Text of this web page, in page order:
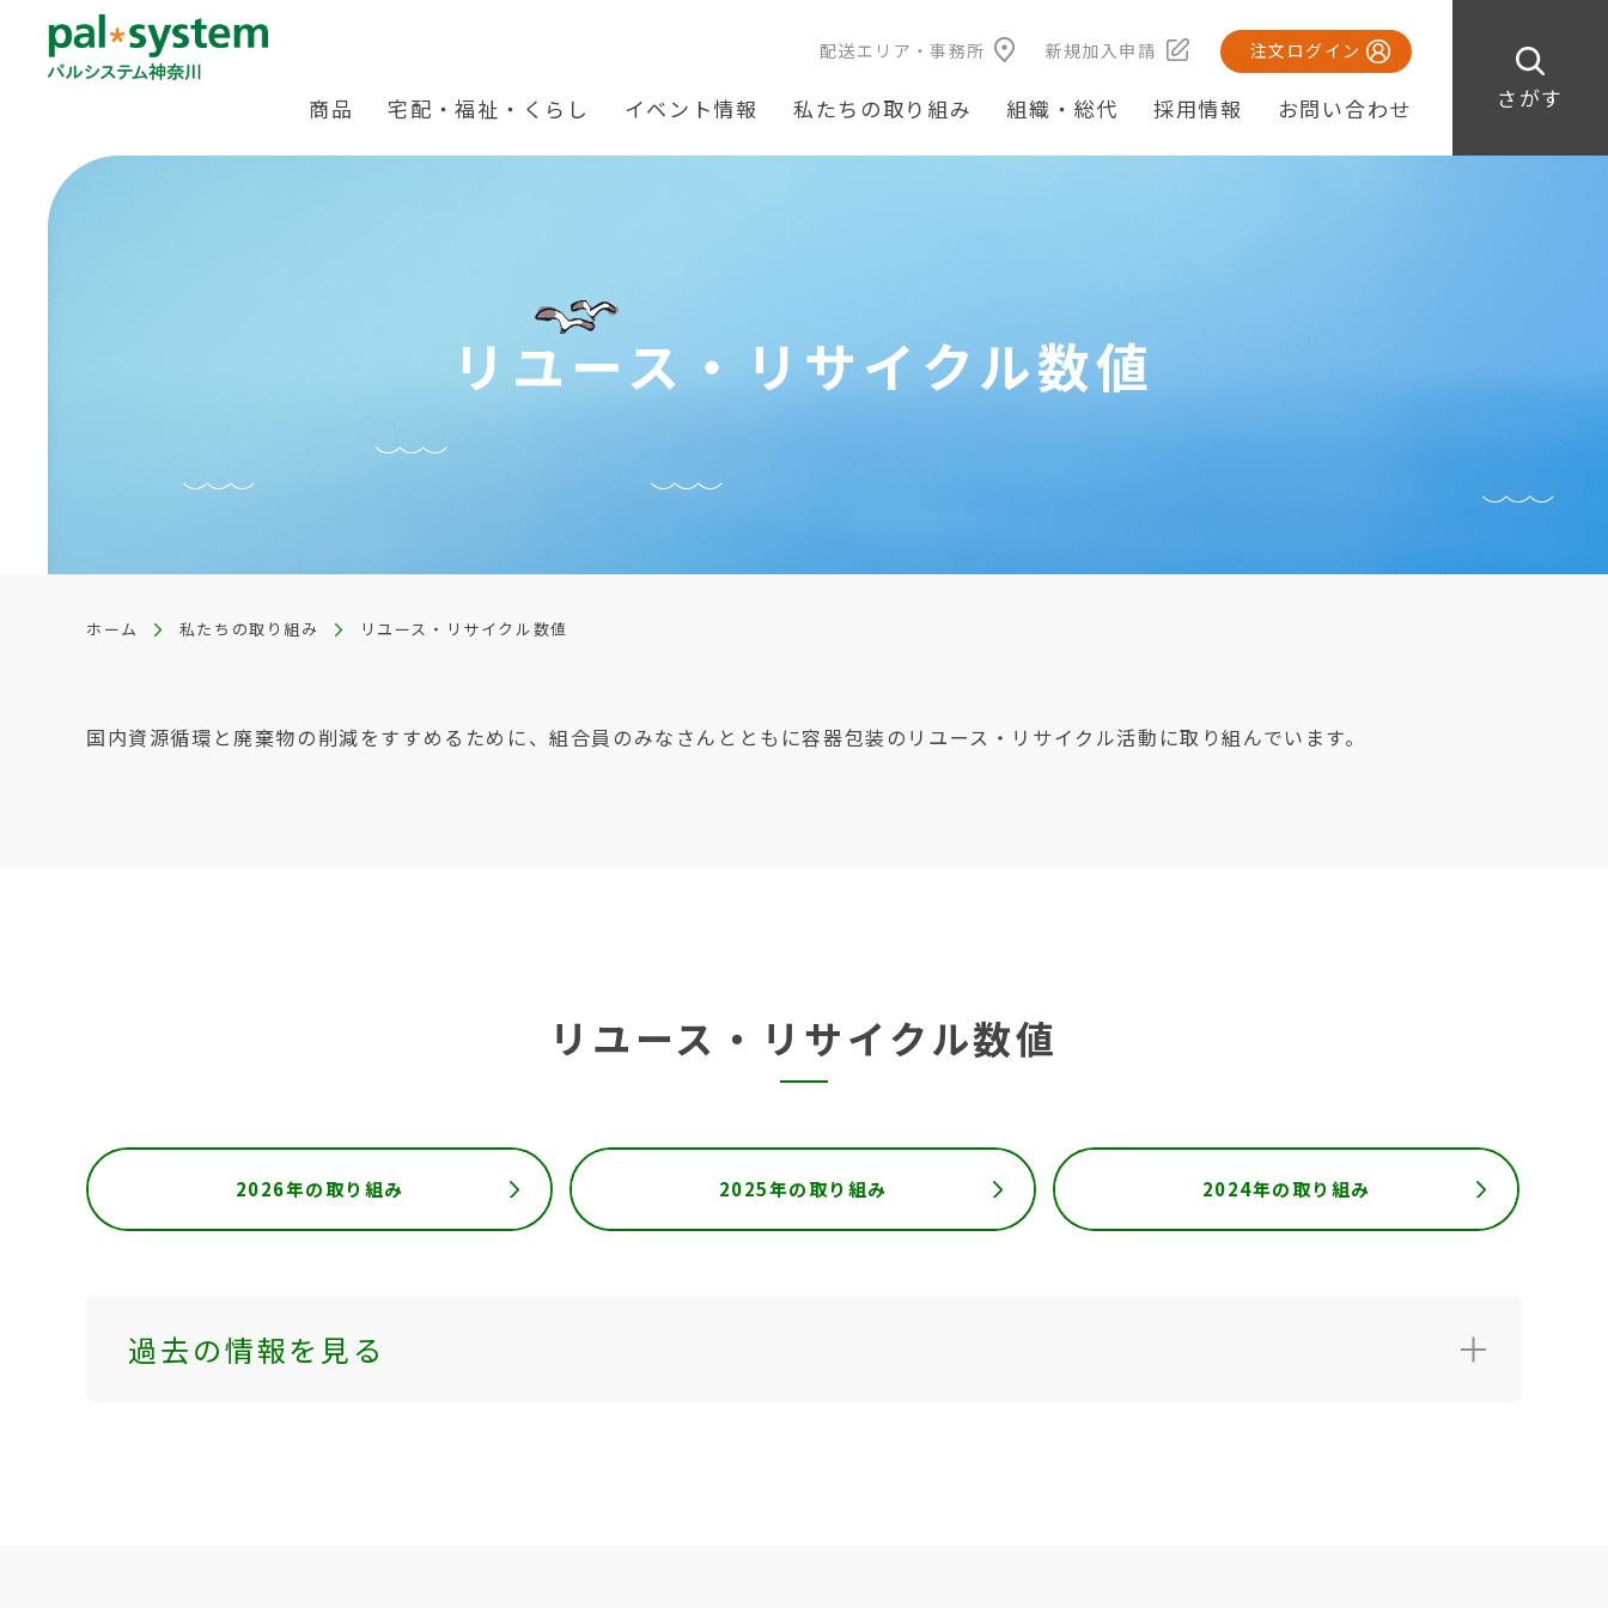
さがす
配送エリア・事務所 新規加入申請 注文ログイン
商品 宅配・福祉・くらし イベント情報 私たちの取り組み 組織・総代 採用情報 お問い合わせ
リユース・リサイクル数値
ホーム 私たちの取り組み リユース・リサイクル数値
国内資源循環と廃棄物の削減をすすめるために、組合員のみなさんとともに容器包装のリユース・リサイクル活動に取り組んでいます。
リユース・リサイクル数値
2026年の取り組み 2025年の取り組み 2024年の取り組み
過去の情報を見る